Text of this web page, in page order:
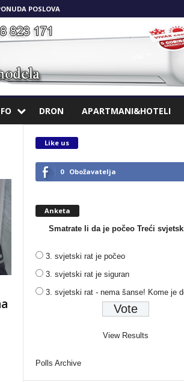
POSLOVA
DRON APARTMANI&HOTELI
Like us
0 Obožavatelja
Anketa
Smatrate li da je počeo Treći
3. svjetski rat je počeo
3. svjetski rat je siguran
3. svjetski rat - nema šanse! Kome je
View Results
Polls Archive